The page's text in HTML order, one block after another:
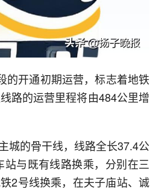
的开通初期运营，标志着地铁
路的运营里程将由484公里增
城的骨干线，线路全长37.4公
与既有线路换乘，分别在三
2号线换乘，在夫子庙站、诚